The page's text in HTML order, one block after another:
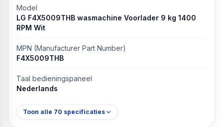
Model
LG F4X5009THB wasmachine Voorlader 9 kg 1400
RPM Wit
MPN (Manufacturer Part Number)
F4X5009THB
Taal bedieningspaneel
Nederlands
Toon alle 70 specificaties